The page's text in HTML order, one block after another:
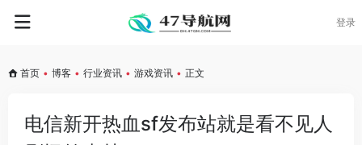
登录
首页 • 博客 • 行业资讯 • 游戏资讯 • 正文
电信新开热血sf发布站就是看不见人